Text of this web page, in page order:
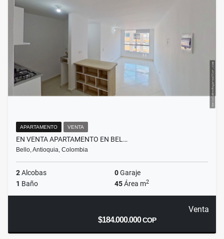
APARTAMENTO VENTA
EN VENTA APARTAMENTO EN BEL…
Bello, Antioquia, Colombia
2Alcobas 0Garaje
1 Baño 45Área m2
Venta
$184.000.000COP